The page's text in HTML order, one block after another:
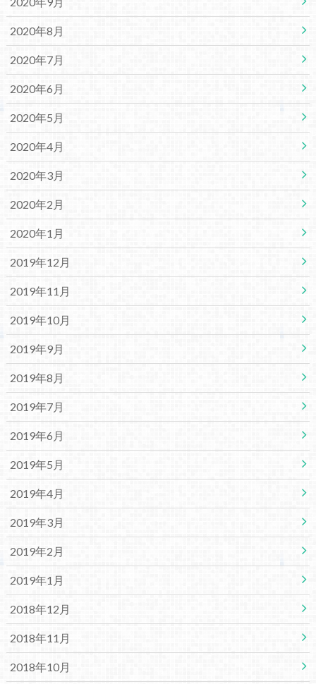
2020年8月
2020年7月
2020年6月
2020年5月
2020年4月
2020年3月
2020年2月
2020年1月
2019年12月
2019年11月
2019年10月
2019年9月
2019年8月
2019年7月
2019年6月
2019年5月
2019年4月
2019年3月
2019年2月
2019年1月
2018年12月
2018年11月
2018年10月